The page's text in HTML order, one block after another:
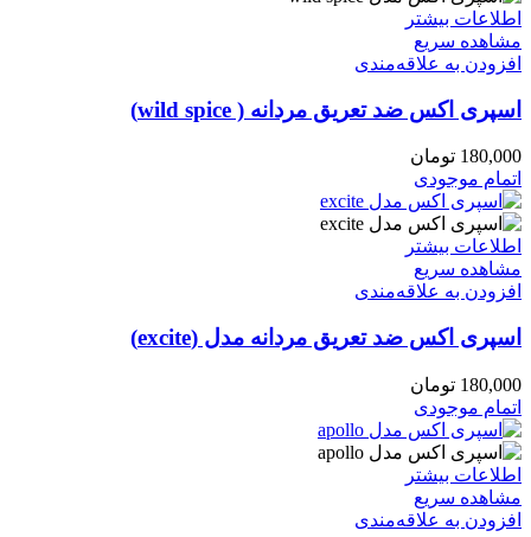
اطلاعات بیشتر
مشاهده سریع
افزودن به علاقه‌مندی
اسپری اکس ضد تعریق مردانه ( wild spice)
180,000 تومان
اتمام موجودی
اطلاعات بیشتر
مشاهده سریع
افزودن به علاقه‌مندی
اسپری اکس ضد تعریق مردانه مدل (excite)
180,000 تومان
اتمام موجودی
اطلاعات بیشتر
مشاهده سریع
افزودن به علاقه‌مندی